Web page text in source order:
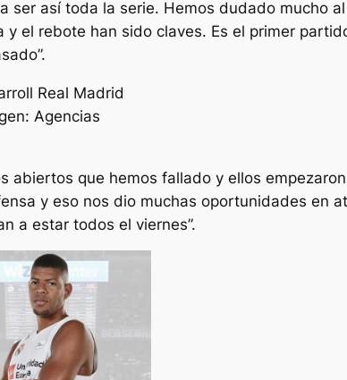
ser así toda la serie. Hemos dudado mucho
el rebote han sido claves. Es el primer
Agencias
abiertos que hemos fallado y ellos
y eso nos dio muchas oportunidades en
a estar todos el viernes”.